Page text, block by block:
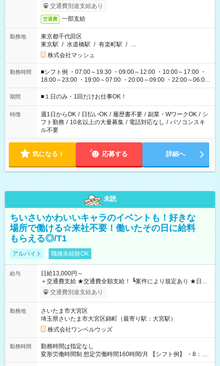
交通費別途支給あり
交通費 一部支給
勤務地
東京都千代田区
東京駅 / 水道橋駅 / 有楽町駅 / …
株式会社マッシュ
勤務時間
■シフト例 ・07:00～19:30 ・09:00～12:00 ・10:00～17:00 ・
18:00～23:00 ・19:00～07:00 ・20:00～09:00 ・22:00～06:00
etc ★最短で3時間で5,120円のお仕事から 15時間で2万円近く稼
げるお仕事も！ ご希望のお時間に合わせてご紹介！ ※シフトは
ください！
期間 ■１日のみ・1回だけお仕事OK！
特徴 週1日からOK / 日払いOK / 履歴書不要 / 副業・WワークOK / シ
フト勤務 / 10名以上の大量募集 / 電話対応なし / パソコンスキ
ル不要
気になる！ 応募する 詳細へ
未読
ちいさいかわいいキャラのイベントも！好きな
場所で働ける☆来社不要！働いたその日に給料
もらえる◎/T1
アルバイト 職種未経験OK
給与
日給13,000円～
＋交通費支給 ★交通費全額支給！ ┗案件により規定あり ★日払
いOK！（規定あり） ┗働いたその日に現金GET♪ お仕事後はコ
ンビニATMから 日払い分を引き落とせます！ 【試用期間】試
交通費別途支給あり
勤務地
さいたま市大宮区
埼玉県さいたま市大宮区錦町（最寄り駅：大宮駅）
株式会社ワンベルウッズ
勤務時間
勤務時間は指定なし
変形労働時間制 想定労働時間160時間/月 【シフト例】 ・8：00
～21：00